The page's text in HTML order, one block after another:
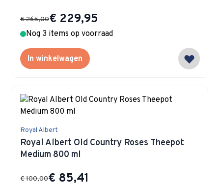
Special Price
€ 229,95
€ 265,00
Nog 3 items op voorraad
In winkelwagen
Royal Albert
Royal Albert Old Country Roses Theepot
Medium 800 ml
Special Price
€ 85,41
€ 100,00